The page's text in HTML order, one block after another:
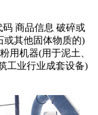
商品信息 破碎或
或其他固体物质的)
用机器(用于泥土、
工业行业成套设备)